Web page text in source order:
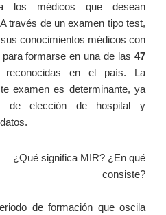
los médicos que desean
través de un examen tipo test,
conocimientos médicos con
formarse en una de las 47
reconocidas en el país. La
examen es determinante, ya
de elección de hospital y
de formación que oscila